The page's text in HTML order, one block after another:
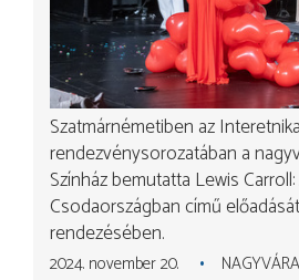
Szatmárnémetiben az
rendezvénysorozatában a
Színház bemutatta Lewis
Csodaországban című
rendezésében.
2024. november 20.